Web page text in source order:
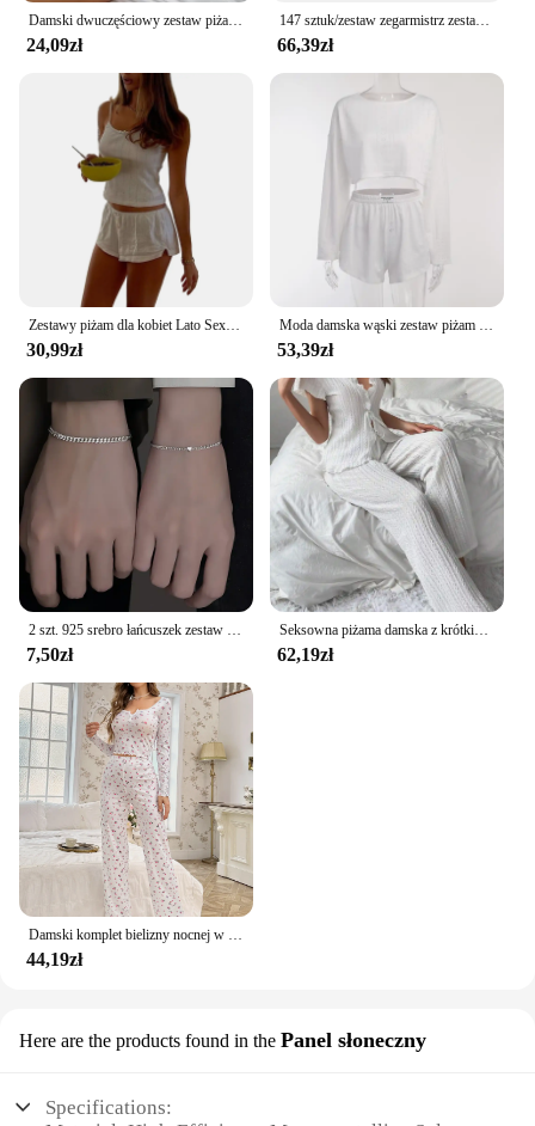
Damski dwuczęściowy zestaw piżam bez rękawów koronkowe wykończenia topy na ramiączkach spodenki w kwiaty bielizna nocna stroje 2024
24,09zł
147 sztuk/zestaw zegarmistrz zestaw narzędzi do naprawy zegarków narzędzie do usuwania obudowy zestaw otwieraczy zegarek sprężyna szpilki pręty tylna obudowa otwieracz śruba
66,39zł
Zestawy piżam dla kobiet Lato Sexy Y2k Lace Bow Cute Matching Set Sleeveless Backless Slim Cami Top Shorts Casual Sets Sleepwear
30,99zł
Moda damska wąski zestaw piżam dwuczęściowe garnitury bielizna nocna odzież codzienna solidna piżama damska Pijama Homewear miękka rozrywka bielizna nocna
53,39zł
2 szt. 925 srebro łańcuszek zestaw bransoletek dla kobiet mężczyzn proste kryształowe serce regulowane bransoletki dla par para biżuteria prezenty
7,50zł
Seksowna piżama damska z krótkim rękawem i długimi spodniami 2-częściowy zestaw dla kobiet Dzianinowa żakardowa odzież domowa z dekoltem w szpic
62,19zł
44,19zł
Here are the products found in the Panel słoneczny
Specifications: